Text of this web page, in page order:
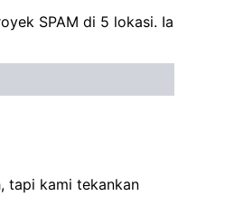
SPAM di 5 lokasi. Ia
tapi kami tekankan